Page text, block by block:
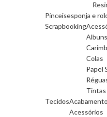
Pinceisesponja e
Scrapbooking
Albuns
Colas
Papel
Tintas
Tecidos
Acessórios